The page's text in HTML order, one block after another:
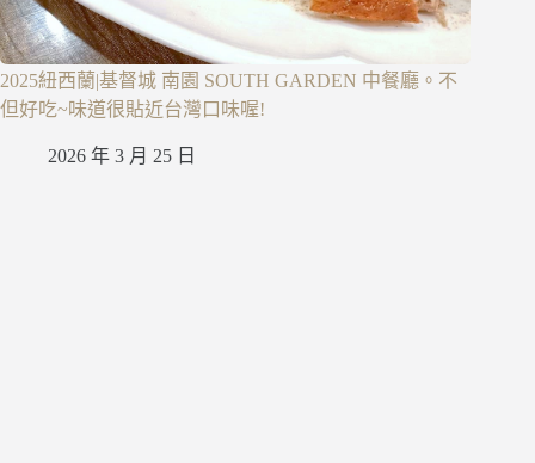
2025紐西蘭|基督城 南園 SOUTH GARDEN 中餐廳。不
但好吃~味道很貼近台灣口味喔!
2026 年 3 月 25 日